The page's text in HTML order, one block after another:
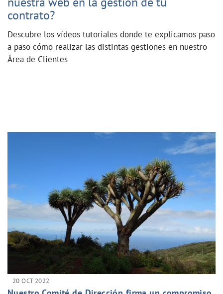
contrato?
Descubre los vídeos tutoriales donde te explicamos paso
a paso cómo realizar las distintas gestiones en nuestro
Área de Clientes
20 OCT 2022